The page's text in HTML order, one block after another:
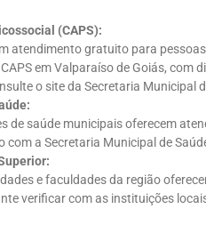
(CAPS):
atendimento gratuito para
em Valparaíso de Goiás,
o site da Secretaria Municipal
de saúde municipais oferecem
com a Secretaria Municipal de
e faculdades da região
verificar com as instituições